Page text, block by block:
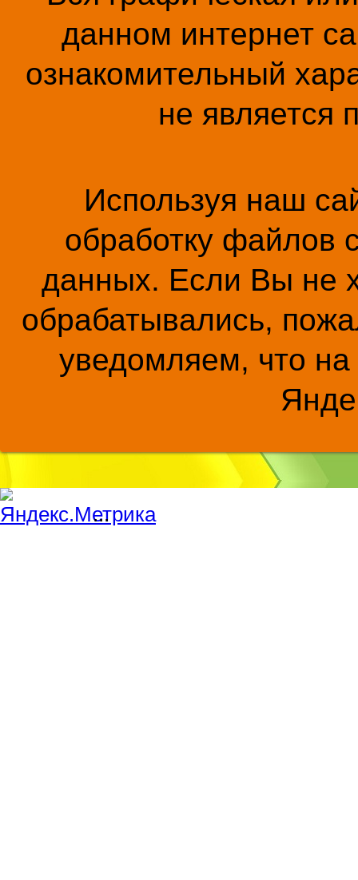
данном интернет
ознакомительный
не является
Используя наш
обработку файлов
данных. Если Вы не
обрабатывались,
уведомляем, что на
...